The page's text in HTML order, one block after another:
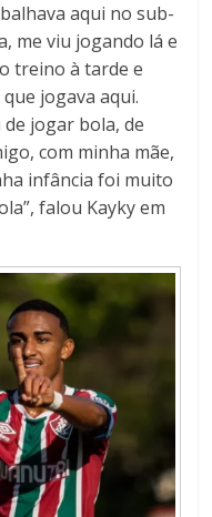
aqui no sub-
me viu jogando lá e
treino à tarde e
jogava aqui.
jogar bola, de
com minha mãe,
infância foi muito
falou Kayky em